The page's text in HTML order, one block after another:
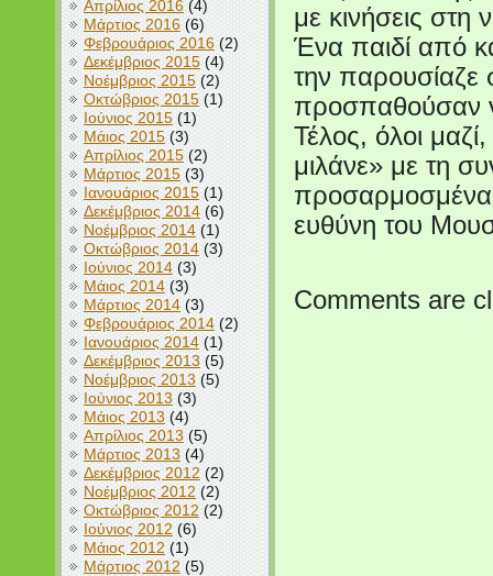
Απρίλιος 2016(4)
Μάρτιος 2016(6)
Φεβρουάριος 2016(2)
Δεκέμβριος 2015(4)
Νοέμβριος 2015(2)
Οκτώβριος 2015(1)
Ιούνιος 2015(1)
Μάιος 2015(3)
Απρίλιος 2015(2)
Μάρτιος 2015(3)
Ιανουάριος 2015(1)
Δεκέμβριος 2014(6)
Νοέμβριος 2014(1)
Οκτώβριος 2014(3)
Ιούνιος 2014(3)
Μάιος 2014(3)
Μάρτιος 2014(3)
Φεβρουάριος 2014(2)
Ιανουάριος 2014(1)
Δεκέμβριος 2013 (5)
Νοέμβριος 2013(5)
Ιούνιος 2013(3)
Μάιος 2013(4)
Απρίλιος 2013 (5)
Μάρτιος 2013 (4)
Δεκέμβριος 2012 (2)
Νοέμβριος 2012 (2)
Οκτώβριος 2012 (2)
Ιούνιος 2012 (6)
Μάιος 2012 (1)
Μάρτιος 2012 (5)
με κινήσεις στη
Ένα παιδί από
την παρουσίαζε
προσπαθούσαν
Τέλος, όλοι
μιλάνε» με τη
προσαρμοσμένα
ευθύνη του
Comments are